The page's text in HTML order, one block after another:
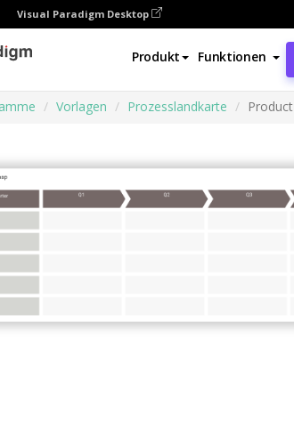
Visual Paradigm Desktop
Produkt Funktionen
Vorlagen Prozesslandkarte